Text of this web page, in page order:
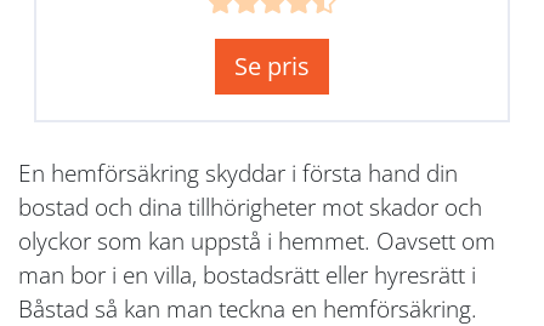
Se pris
En hemförsäkring skyddar i första hand din
bostad och dina tillhörigheter mot skador och
olyckor som kan uppstå i hemmet. Oavsett om
man bor i en villa, bostadsrätt eller hyresrätt i
Båstad så kan man teckna en hemförsäkring.